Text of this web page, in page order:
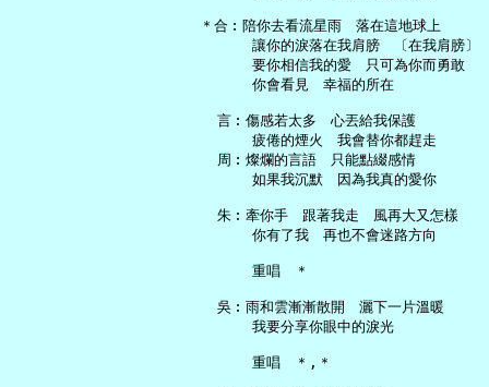
＊合︰陪你去看流星雨　落在這地球上
       讓你的淚落在我肩膀　〔在我肩膀〕
       要你相信我的愛　只可為你而勇敢
       你會看見　幸福的所在
   言︰傷感若太多　心丟給我保護
       疲倦的煙火　我會替你都趕走
   周︰燦爛的言語　只能點綴感情
       如果我沉默　因為我真的愛你
   朱︰牽你手　跟著我走　風再大又怎樣
       你有了我　再也不會迷路方向
       重唱　＊
   吳︰雨和雲漸漸散開　灑下一片溫暖
       我要分享你眼中的淚光
       重唱　＊,＊